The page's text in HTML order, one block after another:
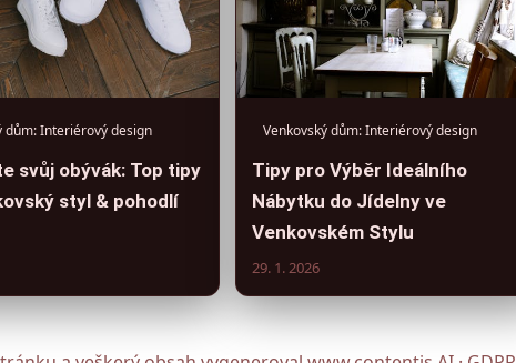
dům: Interiérový design
svůj obývák: Top tipy
styl & pohodlí
Venkovský dům: Interiérový design
Tipy pro Výběr Ideálního
Nábytku do Jídelny ve
Venkovském Stylu
29. 1. 2026